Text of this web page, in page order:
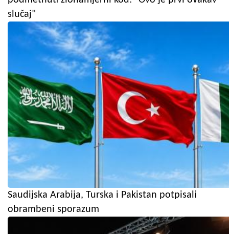
slučaj"
Saudijska Arabija, Turska i Pakistan potpisali
obrambeni sporazum